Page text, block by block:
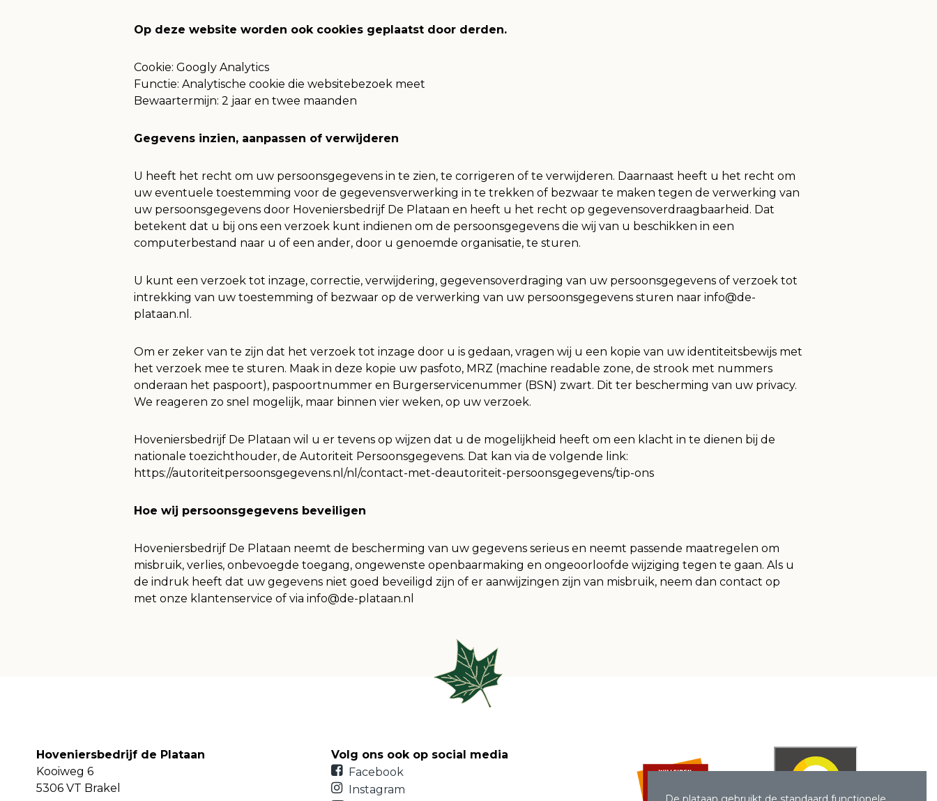
Op deze website worden ook cookies geplaatst door derden.
Cookie: Googly Analytics
Functie: Analytische cookie die websitebezoek meet
Bewaartermijn: 2 jaar en twee maanden
Gegevens inzien, aanpassen of verwijderen
U heeft het recht om uw persoonsgegevens in te zien, te corrigeren of te verwijderen. Daarnaast heeft u het recht om
uw eventuele toestemming voor de gegevensverwerking in te trekken of bezwaar te maken tegen de verwerking van
uw persoonsgegevens door Hoveniersbedrijf De Plataan en heeft u het recht op gegevensoverdraagbaarheid. Dat
betekent dat u bij ons een verzoek kunt indienen om de persoonsgegevens die wij van u beschikken in een
computerbestand naar u of een ander, door u genoemde organisatie, te sturen.
U kunt een verzoek tot inzage, correctie, verwijdering, gegevensoverdraging van uw persoonsgegevens of verzoek tot
intrekking van uw toestemming of bezwaar op de verwerking van uw persoonsgegevens sturen naar info@de-
plataan.nl.
Om er zeker van te zijn dat het verzoek tot inzage door u is gedaan, vragen wij u een kopie van uw identiteitsbewijs met
het verzoek mee te sturen. Maak in deze kopie uw pasfoto, MRZ (machine readable zone, de strook met nummers
onderaan het paspoort), paspoortnummer en Burgerservicenummer (BSN) zwart. Dit ter bescherming van uw privacy.
We reageren zo snel mogelijk, maar binnen vier weken, op uw verzoek.
Hoveniersbedrijf De Plataan wil u er tevens op wijzen dat u de mogelijkheid heeft om een klacht in te dienen bij de
nationale toezichthouder, de Autoriteit Persoonsgegevens. Dat kan via de volgende link:
https://autoriteitpersoonsgegevens.nl/nl/contact-met-deautoriteit-persoonsgegevens/tip-ons
Hoe wij persoonsgegevens beveiligen
Hoveniersbedrijf De Plataan neemt de bescherming van uw gegevens serieus en neemt passende maatregelen om
misbruik, verlies, onbevoegde toegang, ongewenste openbaarmaking en ongeoorloofde wijziging tegen te gaan. Als u
de indruk heeft dat uw gegevens niet goed beveiligd zijn of er aanwijzingen zijn van misbruik, neem dan contact op
met onze klantenservice of via info@de-plataan.nl
Hoveniersbedrijf de Plataan
Kooiweg 6
5306 VT Brakel
Volg ons ook op social media
Facebook
Instagram